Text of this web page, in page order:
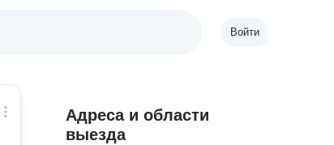
Войти
Адреса и области
выезда